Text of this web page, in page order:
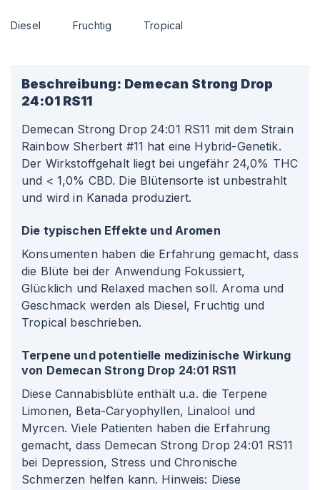
Diesel Fruchtig Tropical
Beschreibung: Demecan Strong Drop
24:01 RS11
Demecan Strong Drop 24:01 RS11 mit dem Strain
Rainbow Sherbert #11 hat eine Hybrid-Genetik.
Der Wirkstoffgehalt liegt bei ungefähr 24,0% THC
und < 1,0% CBD. Die Blütensorte ist unbestrahlt
und wird in Kanada produziert.
Die typischen Effekte und Aromen
Konsumenten haben die Erfahrung gemacht, dass
die Blüte bei der Anwendung Fokussiert,
Glücklich und Relaxed machen soll. Aroma und
Geschmack werden als Diesel, Fruchtig und
Tropical beschrieben.
Terpene und potentielle medizinische Wirkung
von Demecan Strong Drop 24:01 RS11
Diese Cannabisblüte enthält u.a. die Terpene
Limonen, Beta-Caryophyllen, Linalool und
Myrcen. Viele Patienten haben die Erfahrung
gemacht, dass Demecan Strong Drop 24:01 RS11
bei Depression, Stress und Chronische
Schmerzen helfen kann. Hinweis: Diese